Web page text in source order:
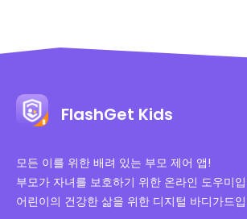
FlashGet Kids
모든 이를 위한 배려 있는 부모 제어 앱!
부모가 자녀를 보호하기 위한 온라인 도우미
어린이의 건강한 삶을 위한 디지털 바디가드